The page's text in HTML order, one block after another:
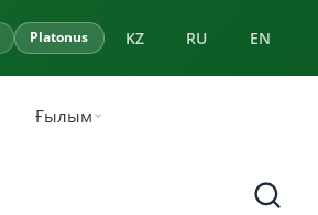
Platonus KZ RU EN
Ғылым